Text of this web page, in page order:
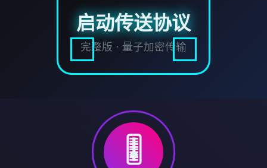
启动传送协议
完整版 · 量子加密传输
🎚️